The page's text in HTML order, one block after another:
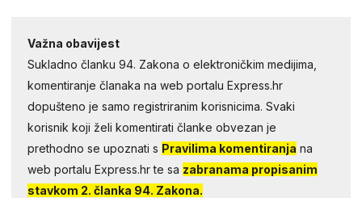
Važna obavijest
Sukladno članku 94. Zakona o elektroničkim medijima,
komentiranje članaka na web portalu Express.hr
dopušteno je samo registriranim korisnicima. Svaki
korisnik koji želi komentirati članke obvezan je
prethodno se upoznati s Pravilima komentiranja na
web portalu Express.hr te sa zabranama propisanim
stavkom 2. članka 94. Zakona.